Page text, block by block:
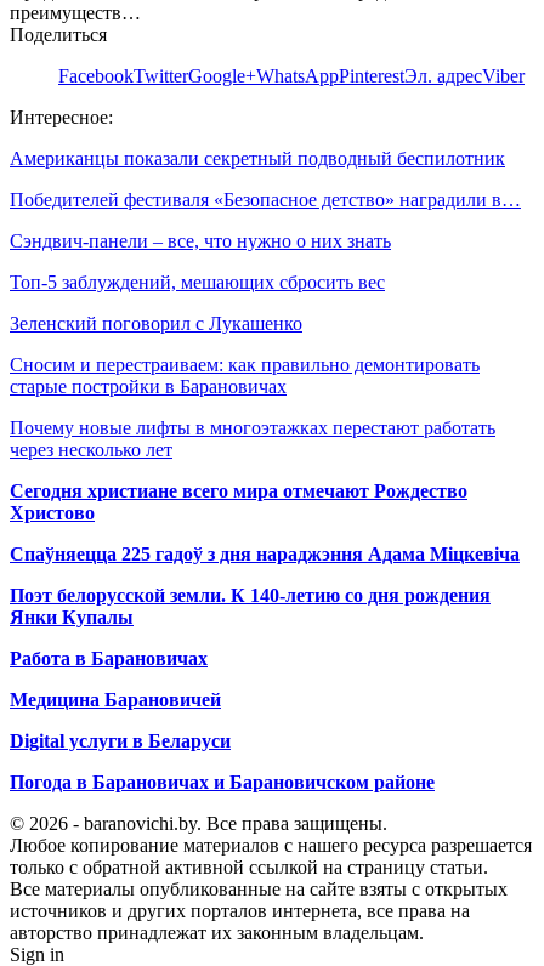
преимуществ…
Поделиться
FacebookTwitterGoogle+WhatsAppPinterestЭл. адресViber
Интересное:
Американцы показали секретный подводный беспилотник
Победителей фестиваля «Безопасное детство» наградили в…
Сэндвич-панели – все, что нужно о них знать
Топ-5 заблуждений, мешающих сбросить вес
Зеленский поговорил с Лукашенко
Сносим и перестраиваем: как правильно демонтировать
старые постройки в Барановичах
Почему новые лифты в многоэтажках перестают работать
через несколько лет
Сегодня христиане всего мира отмечают Рождество
Христово
Спаўняецца 225 гадоў з дня нараджэння Адама Міцкевіча
Поэт белорусской земли. К 140-летию со дня рождения
Янки Купалы
Работа в Барановичах
Медицина Барановичей
Digital услуги в Беларуси
Погода в Барановичах и Барановичском районе
© 2026 - baranovichi.by. Все права защищены.
Любое копирование материалов с нашего ресурса разрешается
только с обратной активной ссылкой на страницу статьи.
Все материалы опубликованные на сайте взяты с открытых
источников и других порталов интернета, все права на
авторство принадлежат их законным владельцам.
Sign in